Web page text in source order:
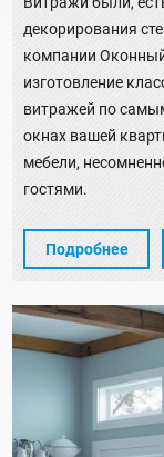
декорирования
компании
изготовление
витражей по
окнах вашей
мебели,
гостями.
Подробнее